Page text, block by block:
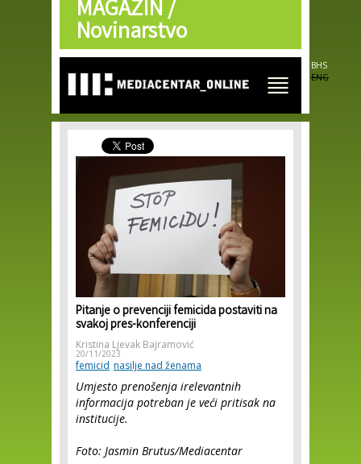
Skip to
main
content
MAGAZIN /
Novinarstvo
BHS
ENG
Pitanje o prevenciji femicida postaviti na
svakoj pres-konferenciji
Kristina Ljevak Bajramović
20/11/2023
femicid nasilje nad ženama
Umjesto prenošenja irelevantnih
informacija potreban je veći pritisak na
institucije.
Foto: Jasmin Brutus/Mediacentar